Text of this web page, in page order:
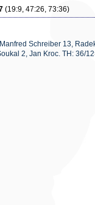
(19:9, 47:26, 73:36)
Schreiber 13,
2, Jan Kroc. TH: 36/